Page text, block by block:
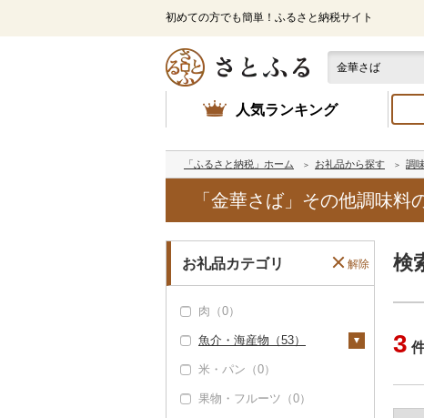
初めての方でも簡単！ふるさと納税サイト
人気ランキング
「ふるさと納税」ホーム お礼品から探す 調
「金華さば」その他調味
お礼品カテゴリ 解除
肉（0）
魚介・海産物（53）
カニ（2）
ズワイガニ（2）
エビ（0）
米・パン（0）
果物・フルーツ（0）
検
3